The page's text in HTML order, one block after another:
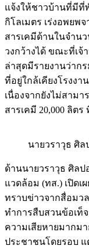
แจ้งให้ชาวบ้านที่มีที่
กิโลเมตร เร่งอพยพ
สารเคมีด้านในจำนว
วงกว้างได้ ขณะที่เจ้
ล่าสุดมีรายงานว่าก
ที่อยู่ใกล้เคียงโรงง
เนื่องจากยังไม่สาม
สารเคมี 20,000 ลิตร
นายวราวุธ ศิ
ด้านนายวราวุธ ศิล
แวดล้อม (ทส.) เปิดเ
ทราบข่าวจากสื่อมว
ทำการสืบสวนข้อเท็จ
ความเสียหายมากม
ประชาชนโดยรอบ